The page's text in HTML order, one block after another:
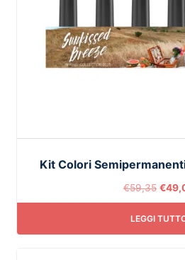
Kit Colori
€59,35 €
LEGGI